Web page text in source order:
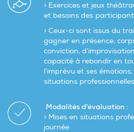
> Exercices et jeux
et besoins des
> Ceux-ci sont issus du
gagner en présence,
conviction,
capacité à rebondir en
l’imprévu et ses
situations
Modalités d'évaluation :
> Mises en situations
journée